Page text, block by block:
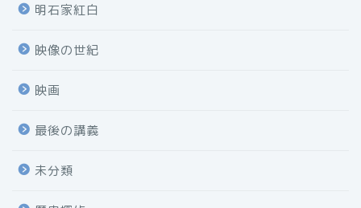
明石家紅白
映像の世紀
映画
最後の講義
未分類